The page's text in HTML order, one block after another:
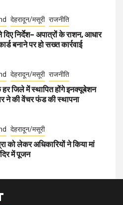
देहरादून/मसूरी राजनीति
दिए निर्देश– अपात्रों के राशन, आधार
बनाने पर हो सख्त कार्रवाई
देहरादून/मसूरी राजनीति
जिले में स्थापित होंगे इनक्यूबेशन
ने की वेंचर फंड की स्थापना
देहरादून/मसूरी
को लेकर अधिकारियों ने किया मां
में पूजन